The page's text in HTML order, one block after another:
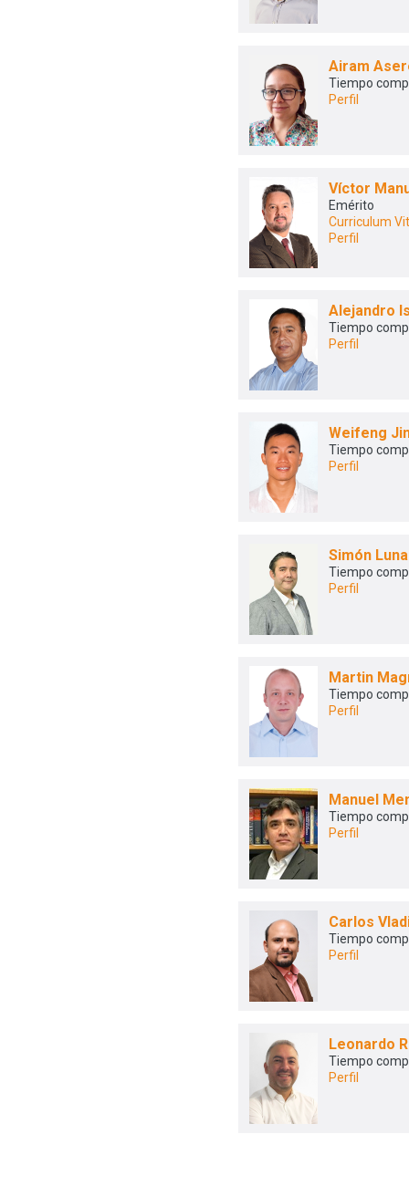
Airam
Tiempo
Perfil
Víctor
Emérito
Curriculum
Perfil
Alejandro
Tiempo
Perfil
Weifeng
Tiempo
Perfil
Simón
Tiempo
Perfil
Martin
Tiempo
Perfil
Manuel
Tiempo
Perfil
Carlos
Tiempo
Perfil
Leonardo
Tiempo
Perfil